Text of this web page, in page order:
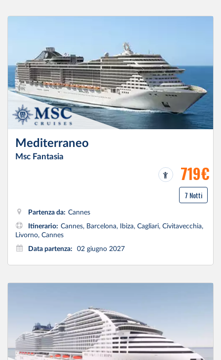
Mediterraneo
Msc Fantasia
719€
7 Notti
Partenza da: Cannes
Itinerario: Cannes, Barcelona, Ibiza, Cagliari, Civitavecchia,
Livorno, Cannes
Data partenza:
02 giugno 2027